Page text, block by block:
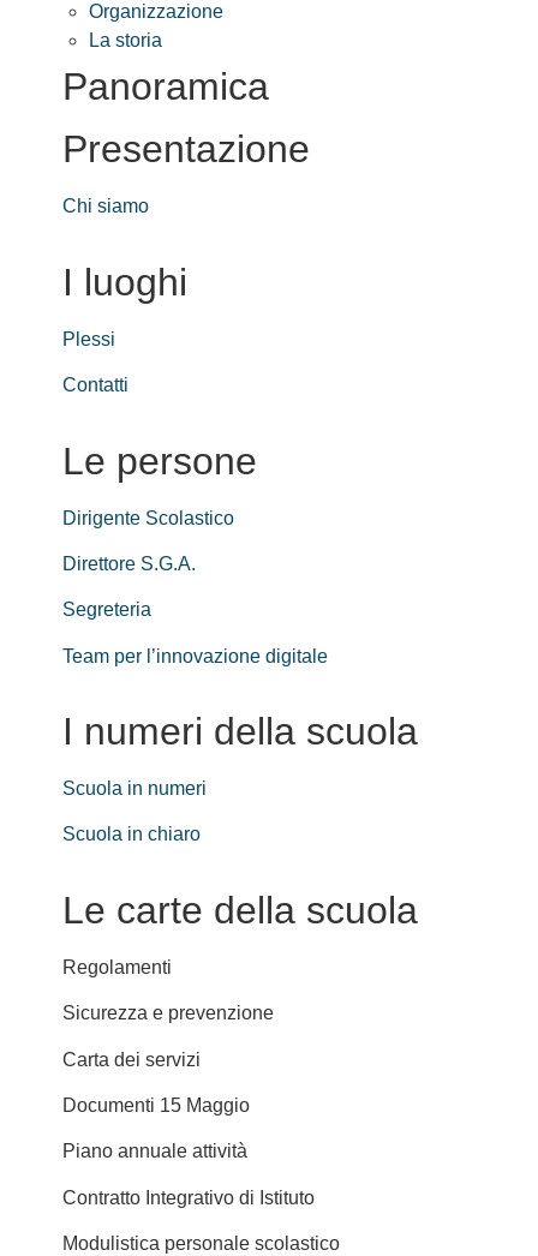
Organizzazione
La storia
Panoramica
Presentazione
Chi siamo
I luoghi
Plessi
Contatti
Le persone
Dirigente Scolastico
Direttore S.G.A.
Segreteria
Team per l’innovazione digitale
I numeri della scuola
Scuola in numeri
Scuola in chiaro
Le carte della scuola
Regolamenti
Sicurezza e prevenzione
Carta dei servizi
Documenti 15 Maggio
Piano annuale attività
Contratto Integrativo di Istituto
Modulistica personale scolastico